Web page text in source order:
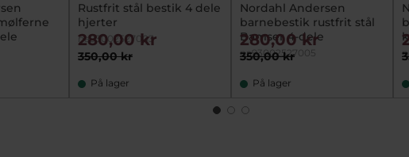
Rustfrit stål bestik 4 dele
hjerter
na93002527003
350,00 kr
280,00 kr
På lager
Nordahl Andersen
barnebestik rustfrit stål
Bamser 4-dele
na93002527005
350,00 kr
280,00 kr
På lager